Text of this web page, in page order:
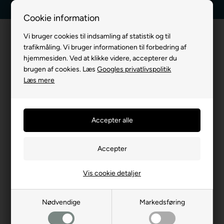
Cookie information
Vi bruger cookies til indsamling af statistik og til
trafikmåling. Vi bruger informationen til forbedring af
hjemmesiden. Ved at klikke videre, accepterer du
brugen af cookies. LæsGoogles privatlivspolitik
Læs mere
Nødvendige Markedsføring
Vis cookie detaljer
Vores udvalgte produkter til
dig